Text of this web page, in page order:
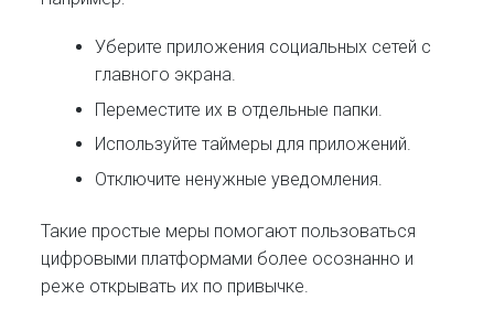
Уберите приложения социальных сетей с
главного экрана.
Переместите их в отдельные папки.
Используйте таймеры для приложений.
Отключите ненужные уведомления.
Такие простые меры помогают пользоваться
цифровыми платформами более осознанно и
реже открывать их по привычке.